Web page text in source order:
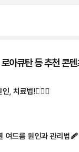
아큐탄 등 추천 콘
, 치료법!👩🏻‍⚕️
여드름 원인과 관리법🩹